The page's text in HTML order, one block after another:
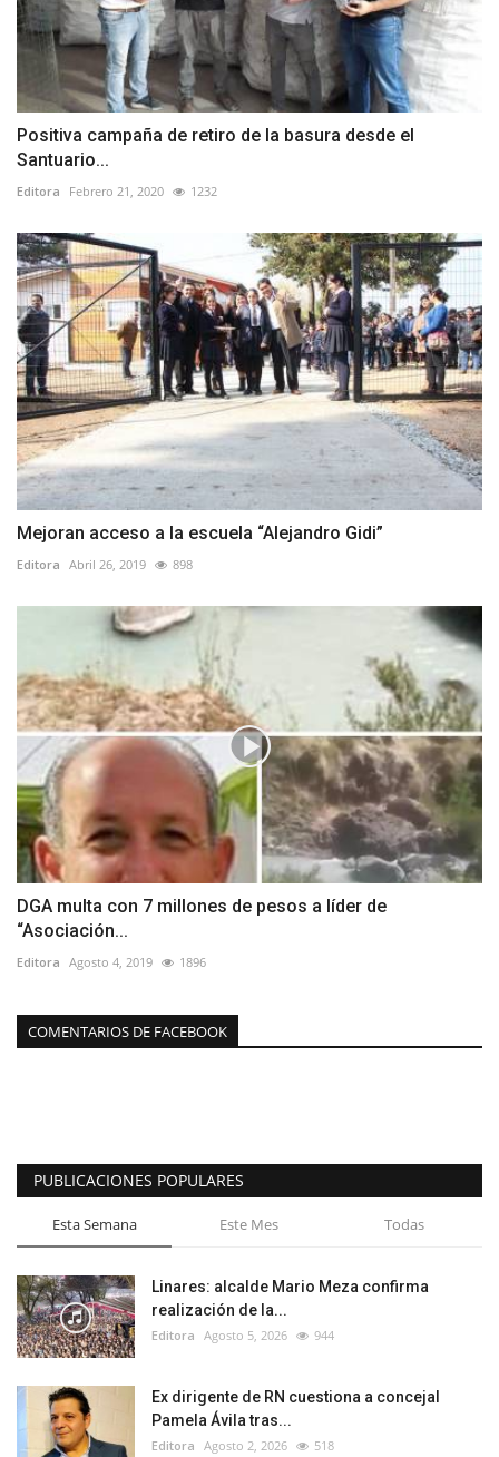
Positiva campaña de retiro de la basura desde el
Santuario...
Editora Febrero 21, 2020 1232
Mejoran acceso a la escuela “Alejandro Gidi”
Editora Abril 26, 2019 898
DGA multa con 7 millones de pesos a líder de
“Asociación...
Editora Agosto 4, 2019 1896
COMENTARIOS DE FACEBOOK
PUBLICACIONES POPULARES
Esta Semana Este Mes Todas
Linares: alcalde Mario Meza confirma
realización de la...
Editora Agosto 5, 2026 944
Ex dirigente de RN cuestiona a concejal
Pamela Ávila tras...
Editora Agosto 2, 2026 518